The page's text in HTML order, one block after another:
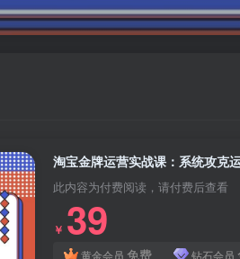
淘宝金牌运营实战课：系统攻克
此内容为付费阅读，请付费后查看
￥ 39
黄金会员 免费 钻石会员